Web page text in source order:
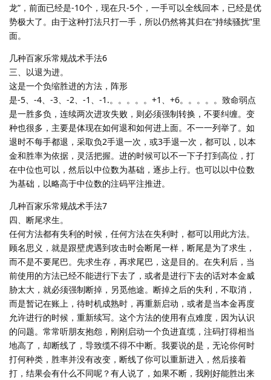
龙”，前面已经是-10个，现在只-5个，一手可以全线回本，已经是优
势极大了。由于这种打法只打一手，所以仍然将其归在“持续骚扰”里
面。
几种百家乐常规战术手法6
三、以退为进。
这是一个负缩胜进的方法，阵形
是-5、-4、-3、-2、-1、-1.。。。。。+1、+6。。。。。致命弱点
是一胜多负，连续两次进攻失败，则必须强制转换，不要纠缠。变
种也很多，主要是体现在如何退和如何进上面。不一一列举了。如
退时不每手都退，采取负2手退一次，或3手退一次，都可以，以本
金和胜率为依据，灵活把握。进的时候可以不一下子打到高位，打
在中位也可以，然后以中位数为基础，逐步上行。也可以以中位数
为基础，以略高于中位数的注码平注推进。
几种百家乐常规战术手法7
四、断尾求生。
任何方法都有失利的时候，任何方法在失利时，都可以用此方法。
顾名思义，就是跟壁虎遇到攻击时会断尾一样，断尾是为了求生，
而不是不要尾巴。先求生存，再求尾巴，这是目的。在失利后，当
前使用的方法已经不能进行下去了，或者是进行下去的话对本金威
胁太大，就必须强制断掉，另觅他途。断掉之后的失利，不取消，
而是暂记在账上，待时机成熟时，再重新启动，或者是当本金再度
允许进行的时候，重新续写。这个方法的使用有点难度，因为认识
的问题。常常听朋友抱怨，刚刚启动一个负进直缆，注码打得相当
地高了，却断线了，导致缆不得不中断。我要说的是，无论你何时
打何种类，胜率并没有改变，断线了你可以重新进入，然后接着
打，结果会有什么不同呢？有人说了，如果不断，我刚好能胜出来